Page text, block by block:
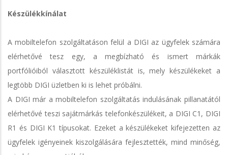
Készülékkínálat
A mobiltelefon szolgáltatáson felül a DIGI az ügyfelek számára
elérhetővé tesz egy, a megbízható és ismert márkák
portfólióiból választott készüléklistát is, mely készülékeket a
legtöbb DIGI üzletben ki is lehet próbálni.
A DIGI már a mobiltelefon szolgáltatás indulásának pillanatától
elérhetővé teszi sajátmárkás telefonkészülékeit, a DIGI C1, DIGI
R1 és DIGI K1 típusokat. Ezeket a készülékeket kifejezetten az
ügyfelek igényeinek kiszolgálására fejlesztették, mind minőség,